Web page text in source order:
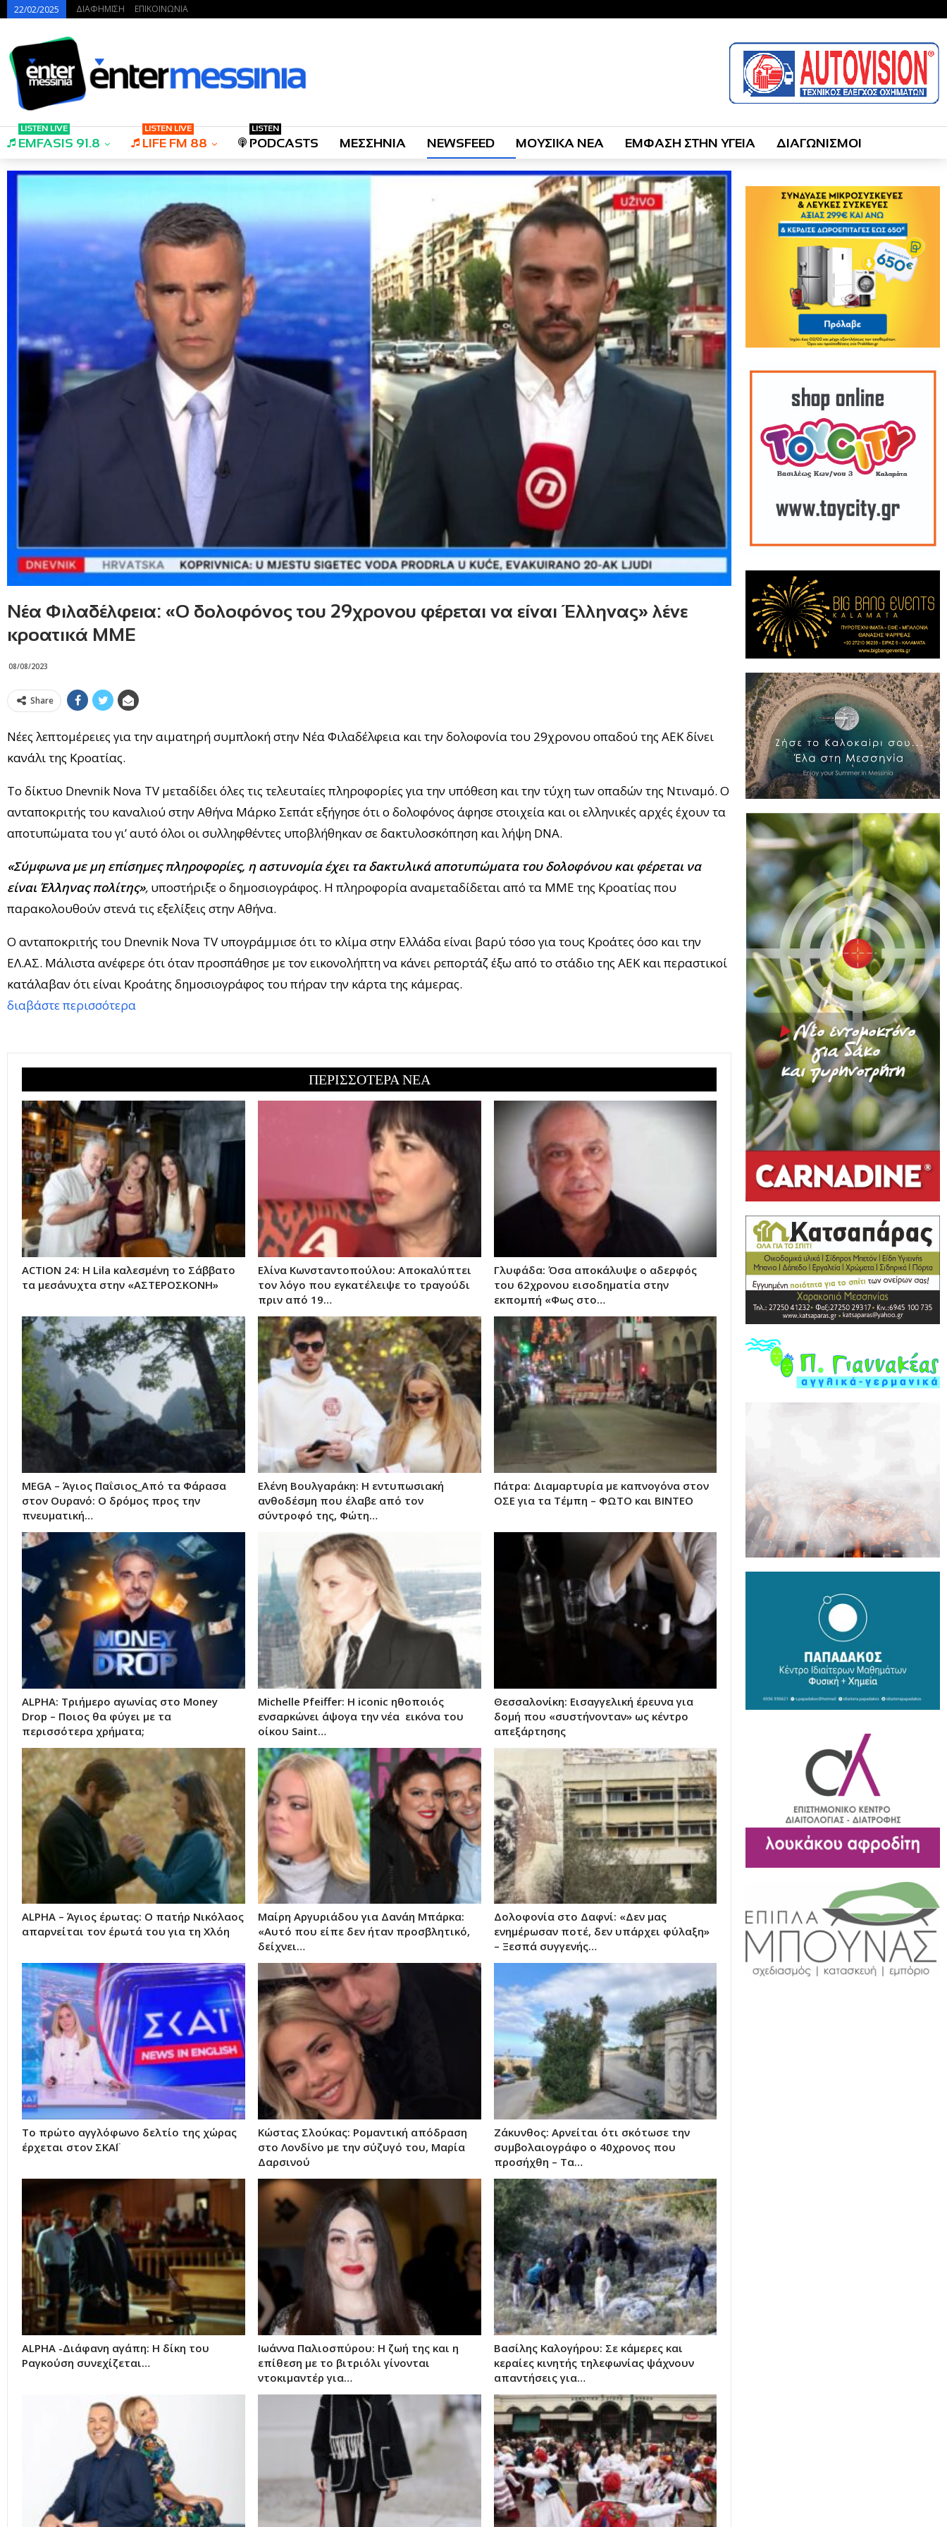
22/02/2025 ΔΙΑΦΗΜΙΣΗ ΕΠΙΚΟΙΝΩΝΙΑ
EMFASIS 91.8
LISTEN LIVE
LIFE FM 88
LISTEN LIVE
PODCASTS
LISTEN
ΜΕΣΣΗΝΙΑ NEWSFEED ΜΟΥΣΙΚΑ ΝΕΑ ΕΜΦΑΣΗ ΣΤΗΝ ΥΓΕΙΑ ΔΙΑΓΩΝΙΣΜΟΙ
Νέα Φιλαδέλφεια: «Ο δολοφόνος του 29χρονου φέρεται να είναι Έλληνας» λένε
κροατικά ΜΜΕ
08/08/2023
Share
Νέες λεπτομέρειες για την αιματηρή συμπλοκή στην Νέα Φιλαδέλφεια και την δολοφονία του 29χρονου οπαδού της ΑΕΚ δίνει
κανάλι της Κροατίας.
Το δίκτυο Dnevnik Nova TV μεταδίδει όλες τις τελευταίες πληροφορίες για την υπόθεση και την τύχη των οπαδών της Ντιναμό. Ο
ανταποκριτής του καναλιού στην Αθήνα Μάρκο Σεπάτ εξήγησε ότι ο δολοφόνος άφησε στοιχεία και οι ελληνικές αρχές έχουν τα
αποτυπώματα του γι’ αυτό όλοι οι συλληφθέντες υποβλήθηκαν σε δακτυλοσκόπηση και λήψη DNA.
«Σύμφωνα με μη επίσημες πληροφορίες, η αστυνομία έχει τα δακτυλικά αποτυπώματα του δολοφόνου και φέρεται να
είναι Έλληνας πολίτης», υποστήριξε ο δημοσιογράφος. Η πληροφορία αναμεταδίδεται από τα ΜΜΕ της Κροατίας που
παρακολουθούν στενά τις εξελίξεις στην Αθήνα.
Ο ανταποκριτής του Dnevnik Nova TV υπογράμμισε ότι το κλίμα στην Ελλάδα είναι βαρύ τόσο για τους Κροάτες όσο και την
ΕΛ.ΑΣ. Μάλιστα ανέφερε ότι όταν προσπάθησε με τον εικονολήπτη να κάνει ρεπορτάζ έξω από το στάδιο της ΑΕΚ και περαστικοί
κατάλαβαν ότι είναι Κροάτης δημοσιογράφος του πήραν την κάρτα της κάμερας.
διαβάστε περισσότερα
ΠΕΡΙΣΣΟΤΕΡΑ ΝΕΑ
ACTION 24: Η Lila καλεσμένη το Σάββατο
τα μεσάνυχτα στην «ΑΣΤΕΡΟΣΚΟΝΗ»
Ελίνα Κωνσταντοπούλου: Αποκαλύπτει
τον λόγο που εγκατέλειψε το τραγούδι
πριν από 19…
Γλυφάδα: Όσα αποκάλυψε ο αδερφός
του 62χρονου εισοδηματία στην
εκπομπή «Φως στο…
MEGA – Άγιος Παΐσιος_Από τα Φάρασα
στον Ουρανό: Ο δρόμος προς την
πνευματική…
Ελένη Βουλγαράκη: Η εντυπωσιακή
ανθοδέσμη που έλαβε από τον
σύντροφό της, Φώτη…
Πάτρα: Διαμαρτυρία με καπνογόνα στον
ΟΣΕ για τα Τέμπη – ΦΩΤΟ και ΒΙΝΤΕΟ
ALPHA: Τριήμερο αγωνίας στο Money
Drop – Ποιος θα φύγει με τα
περισσότερα χρήματα;
Michelle Pfeiffer: Η iconic ηθοποιός
ενσαρκώνει άψογα την νέα εικόνα του
oίκου Saint…
Θεσσαλονίκη: Εισαγγελική έρευνα για
δομή που «συστήνονταν» ως κέντρο
απεξάρτησης
ALPHA – Άγιος έρωτας: Ο πατήρ Νικόλαος
απαρνείται τον έρωτά του για τη Χλόη
Μαίρη Αργυριάδου για Δανάη Μπάρκα:
«Αυτό που είπε δεν ήταν προσβλητικό,
δείχνει…
Δολοφονία στο Δαφνί: «Δεν μας
ενημέρωσαν ποτέ, δεν υπάρχει φύλαξη»
– Ξεσπά συγγενής…
Το πρώτο αγγλόφωνο δελτίο της χώρας
έρχεται στον ΣΚΑΪ
Κώστας Σλούκας: Ρομαντική απόδραση
στο Λονδίνο με την σύζυγό του, Μαρία
Δαρσινού
Ζάκυνθος: Αρνείται ότι σκότωσε την
συμβολαιογράφο ο 40χρονος που
προσήχθη – Τα…
ALPHA -Διάφανη αγάπη: Η δίκη του
Ραγκούση συνεχίζεται…
Ιωάννα Παλιοσπύρου: Η ζωή της και η
επίθεση με το βιτριόλι γίνονται
ντοκιμαντέρ για…
Βασίλης Καλογήρου: Σε κάμερες και
κεραίες κινητής τηλεφωνίας ψάχνουν
απαντήσεις για…